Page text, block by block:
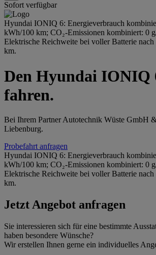
Sofort verfügbar
Hyundai IONIQ 6: Energieverbrauch
kWh/100 km; CO₂-Emissionen kombiniert: 0
Elektrische Reichweite bei voller Batterie
km.
Den Hyundai IONIQ
fahren.
Bei Ihrem Partner Autotechnik Wüste GmbH
Liebenburg.
Probefahrt anfragen
Hyundai IONIQ 6: Energieverbrauch
kWh/100 km; CO₂-Emissionen kombiniert: 0
Elektrische Reichweite bei voller Batterie
km.
Jetzt Angebot anfragen
Sie interessieren sich für eine bestimmte
haben besondere Wünsche?
Wir erstellen Ihnen gerne ein individuelles